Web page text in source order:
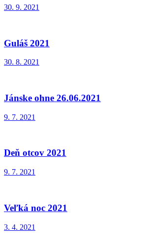
30. 9. 2021
Guláš 2021
30. 8. 2021
Jánske ohne 26.06.2021
9. 7. 2021
Deň otcov 2021
9. 7. 2021
Veľká noc 2021
3. 4. 2021